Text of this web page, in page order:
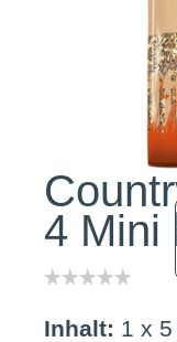
4 Mini
Inhalt: 1 x